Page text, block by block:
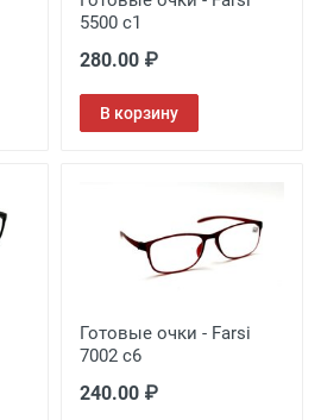
5500 c1
280.00 ₽
В корзину
Готовые очки - Farsi
7002 с6
240.00 ₽